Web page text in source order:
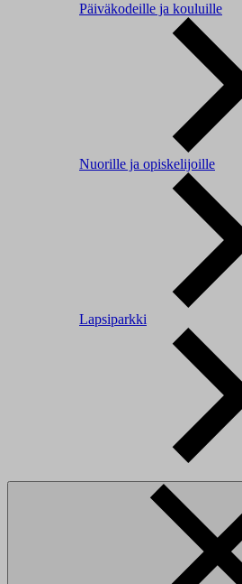
Päiväkodeille ja kouluille
Nuorille ja opiskelijoille
Lapsiparkki